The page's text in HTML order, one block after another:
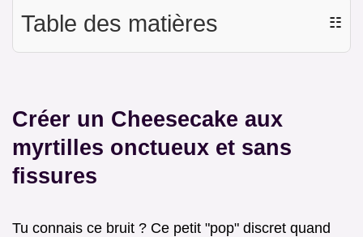
Table des matières ☷
Créer un Cheesecake aux
myrtilles onctueux et sans
fissures
Tu connais ce bruit ? Ce petit "pop" discret quand